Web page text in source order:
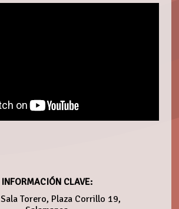
INFORMACIÓN CLAVE:
Sala Torero, Plaza Corrillo 19,